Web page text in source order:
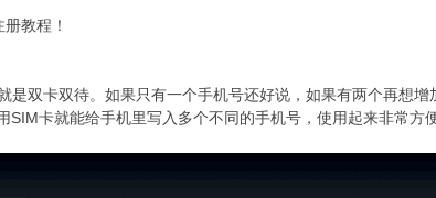
教程！
双卡双待。如果只有一个手机号还好说，如果有两个再想增
卡就能给手机里写入多个不同的手机号，使用起来非常方